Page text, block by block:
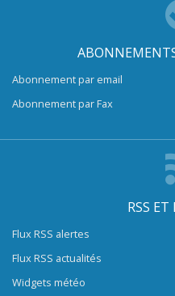
Abonnement par email
Abonnement par Fax
RSS
Flux RSS alertes
Flux RSS actualités
Widgets météo